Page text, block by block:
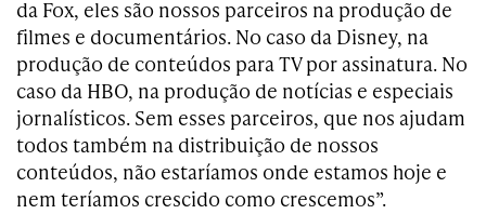
da Fox, eles são nossos parceiros na produção de
filmes e documentários. No caso da Disney, na
produção de conteúdos para TV por assinatura. No
caso da HBO, na produção de notícias e especiais
jornalísticos. Sem esses parceiros, que nos ajudam
todos também na distribuição de nossos
conteúdos, não estaríamos onde estamos hoje e
nem teríamos crescido como crescemos”.